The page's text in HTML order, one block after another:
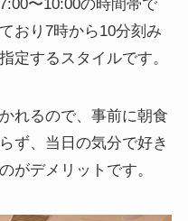
〜10:00の時間帯で
おり7時から10分刻み
定するスタイルです。
れるので、事前に朝食
ず、当日の気分で好き
がデメリットです。